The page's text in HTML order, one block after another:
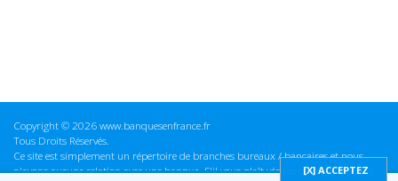
Copyright © 2026 www.banquesenfrance.fr
Tous Droits Réservés.
Ce site est simplement un répertoire de branches bureaux / bancaires et nous
n'avons aucune relation avec une banque. S'il vous plaît vérifier ces informations